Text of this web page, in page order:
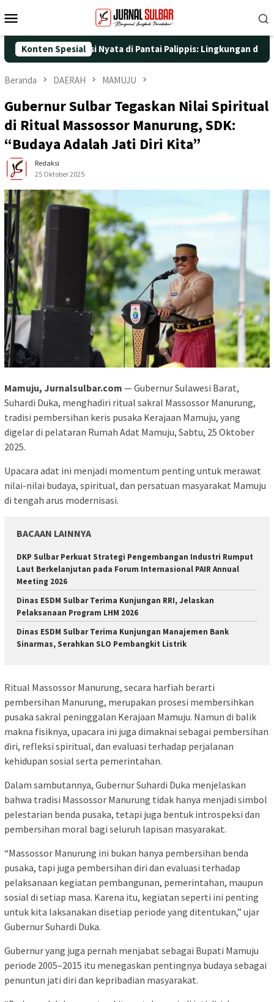
ke
Mobile
Konten Spesial
Aksi Nyata di Pantai Palippis: Lingkungan dan Kesehatan
Beranda DAERAH MAMUJU
Gubernur Sulbar Tegaskan Nilai Spiritual
di Ritual Massossor Manurung, SDK:
“Budaya Adalah Jati Diri Kita”
Redaksi
25 Oktober 2025
Mamuju, Jurnalsulbar.com — Gubernur Sulawesi Barat,
Suhardi Duka, menghadiri ritual sakral Massossor Manurung,
tradisi pembersihan keris pusaka Kerajaan Mamuju, yang
digelar di pelataran Rumah Adat Mamuju, Sabtu, 25 Oktober
2025.
Upacara adat ini menjadi momentum penting untuk merawat
nilai-nilai budaya, spiritual, dan persatuan masyarakat Mamuju
di tengah arus modernisasi.
BACAAN LAINNYA
DKP Sulbar Perkuat Strategi Pengembangan Industri Rumput
Laut Berkelanjutan pada Forum Internasional PAIR Annual
Meeting 2026
Dinas ESDM Sulbar Terima Kunjungan RRI, Jelaskan
Pelaksanaan Program LHM 2026
Dinas ESDM Sulbar Terima Kunjungan Manajemen Bank
Sinarmas, Serahkan SLO Pembangkit Listrik
Ritual Massossor Manurung, secara harfiah berarti
pembersihan Manurung, merupakan prosesi membersihkan
pusaka sakral peninggalan Kerajaan Mamuju. Namun di balik
makna fisiknya, upacara ini juga dimaknai sebagai pembersihan
diri, refleksi spiritual, dan evaluasi terhadap perjalanan
kehidupan sosial serta pemerintahan.
Dalam sambutannya, Gubernur Suhardi Duka menjelaskan
bahwa tradisi Massossor Manurung tidak hanya menjadi simbol
pelestarian benda pusaka, tetapi juga bentuk introspeksi dan
pembersihan moral bagi seluruh lapisan masyarakat.
“Massossor Manurung ini bukan hanya pembersihan benda
pusaka, tapi juga pembersihan diri dan evaluasi terhadap
pelaksanaan kegiatan pembangunan, pemerintahan, maupun
sosial di setiap masa. Karena itu, kegiatan seperti ini penting
untuk kita laksanakan disetiap periode yang ditentukan,” ujar
Gubernur Suhardi Duka.
Gubernur yang juga pernah menjabat sebagai Bupati Mamuju
periode 2005–2015 itu menegaskan pentingnya budaya sebagai
penuntun jati diri dan kepribadian masyarakat.